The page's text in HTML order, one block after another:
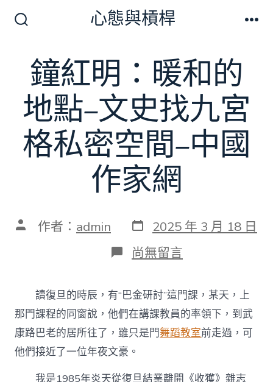
換
開
關
心態與槓桿
鐘紅明：暖和的
地點–文史找九宮
格私密空間–中國
作家網
文 作者： admin 發
表
日
期
2025 年 3 月 18 日
在
〈鐘
明：
暖
和
的
地
點
文
尚無留言
讀復旦的時辰，有“巴金研討”這門課，某天，上
那門課程的同窗說，他們在講課教員的率領下，到武
康路巴老的居所往了，雖只是門舞蹈教室前走過，可
他們接近了一位年夜文豪。
我是1985年炎天從復旦結業離開《收獲》雜志